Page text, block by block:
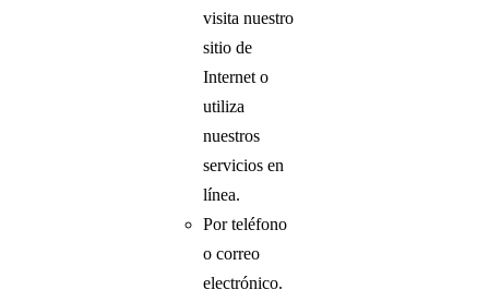
visita nuestro
sitio de
Internet o
utiliza
nuestros
servicios en
línea.
Por teléfono
o correo
electrónico.